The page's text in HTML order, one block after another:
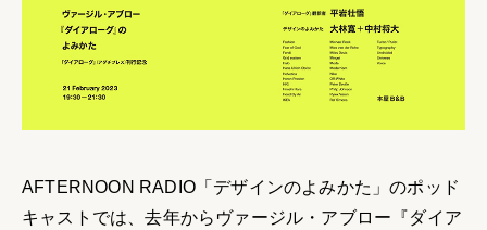
AFTERNOON RADIO「デザインのよみかた」のポッド
キャストでは、去年からヴァージル・アブロー『ダイア